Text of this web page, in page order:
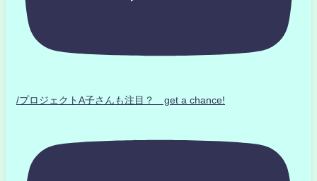
/プロジェクトA子さんも注目？ get a chance!